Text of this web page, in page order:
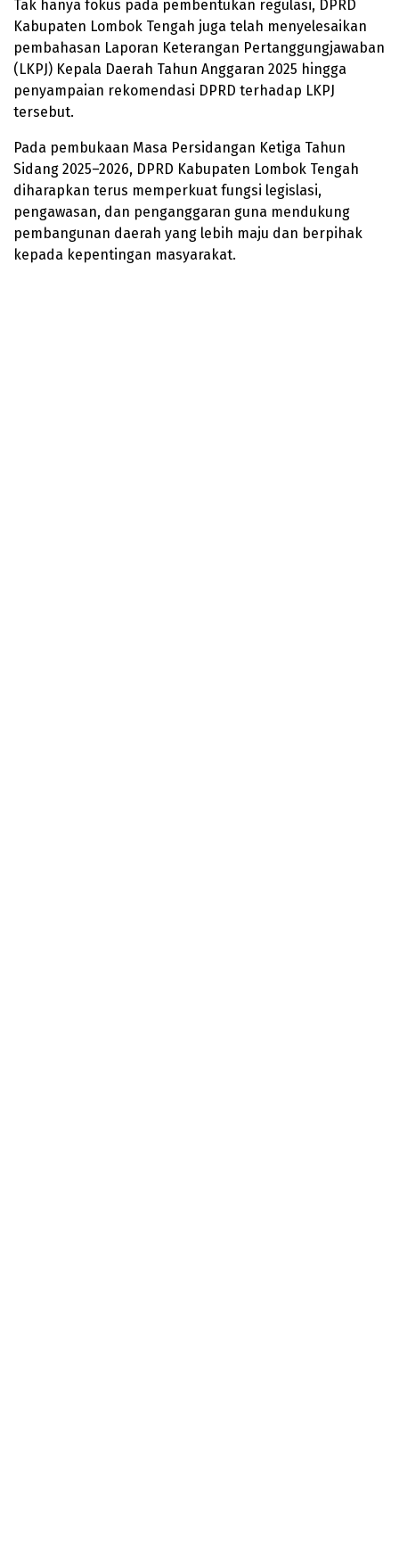
Tak hanya fokus pada pembentukan regulasi, DPRD
Kabupaten Lombok Tengah juga telah menyelesaikan
pembahasan Laporan Keterangan Pertanggungjawaban
(LKPJ) Kepala Daerah Tahun Anggaran 2025 hingga
penyampaian rekomendasi DPRD terhadap LKPJ
tersebut.
Pada pembukaan Masa Persidangan Ketiga Tahun
Sidang 2025–2026, DPRD Kabupaten Lombok Tengah
diharapkan terus memperkuat fungsi legislasi,
pengawasan, dan penganggaran guna mendukung
pembangunan daerah yang lebih maju dan berpihak
kepada kepentingan masyarakat.